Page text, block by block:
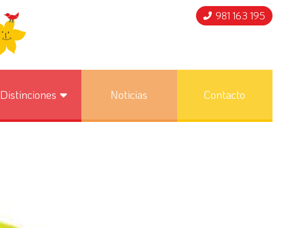
981 163 195
Distinciones Noticias Contacto